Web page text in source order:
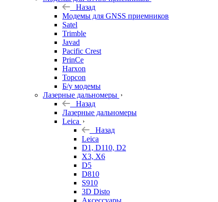
Назад
Модемы для GNSS приемников
Satel
Trimble
Javad
Pacific Crest
PrinCe
Harxon
Topcon
Б/у модемы
Лазерные дальномеры
Назад
Лазерные дальномеры
Leica
Назад
Leica
D1, D110, D2
X3, X6
D5
D810
S910
3D Disto
Аксессуары